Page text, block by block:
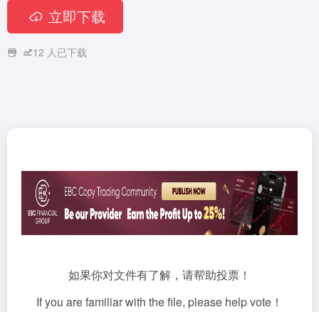
立即下载
12 人已下载
如果你对文件有了解，请帮助投票！
If you are familiar with the file, please help vote！